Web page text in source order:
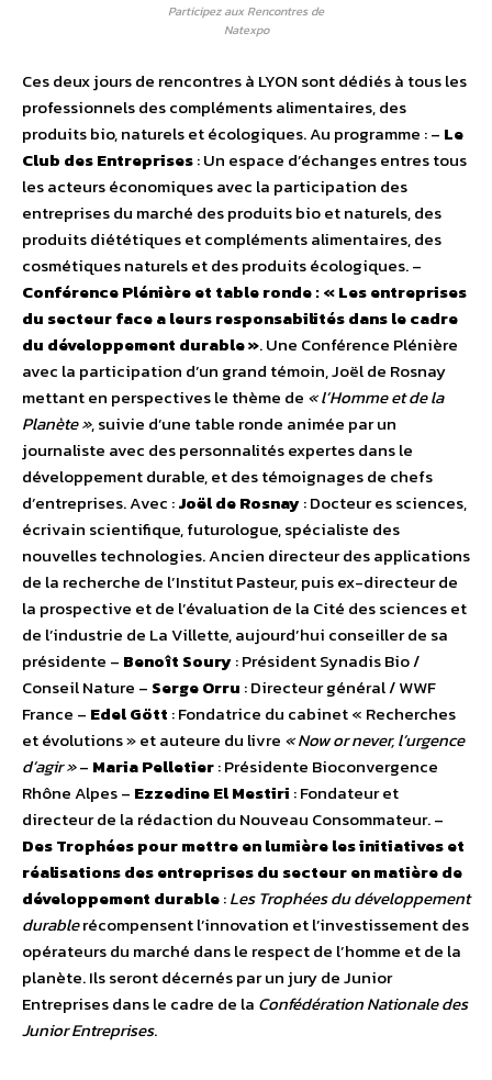
Participez aux Rencontres de
Natexpo
Ces deux jours de rencontres à LYON sont dédiés à tous les
professionnels des compléments alimentaires, des
produits bio, naturels et écologiques. Au programme : – Le
Club des Entreprises: Un espace d’échanges entres tous
les acteurs économiques avec la participation des
entreprises du marché des produits bio et naturels, des
produits diététiques et compléments alimentaires, des
cosmétiques naturels et des produits écologiques. –
Conférence Plénière et table ronde : « Les entreprises
du secteur face a leurs responsabilités dans le cadre
du développement durable ». Une Conférence Plénière
avec la participation d’un grand témoin, Joël de Rosnay
mettant en perspectives le thème de « l’Homme et de la
Planète », suivie d’une table ronde animée par un
journaliste avec des personnalités expertes dans le
développement durable, et des témoignages de chefs
d’entreprises. Avec :Joël de Rosnay: Docteur es sciences,
écrivain scientifique, futurologue, spécialiste des
nouvelles technologies. Ancien directeur des applications
de la recherche de l’Institut Pasteur, puis ex-directeur de
la prospective et de l’évaluation de la Cité des sciences et
de l’industrie de La Villette, aujourd’hui conseiller de sa
présidente – Benoît Soury: Président Synadis Bio /
Conseil Nature – Serge Orru : Directeur général / WWF
France – Edel Gött : Fondatrice du cabinet « Recherches
et évolutions » et auteure du livre « Now or never, l’urgence
d’agir »– Maria Pelletier: Présidente Bioconvergence
Rhône Alpes – Ezzedine El Mestiri : Fondateur et
directeur de la rédaction du Nouveau Consommateur. –
Des Trophées pour mettre en lumière les initiatives et
réalisations des entreprises du secteur en matière de
développement durable:Les Trophées du développement
durablerécompensent l’innovation et l’investissement des
opérateurs du marché dans le respect de l’homme et de la
planète. Ils seront décernés par un jury de Junior
Entreprises dans le cadre de la Confédération Nationale des
Junior Entreprises.